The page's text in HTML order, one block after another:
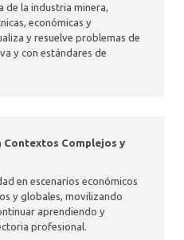
de la industria minera,
económicas y
y resuelve problemas de
y con estándares de
Contextos Complejos y
en escenarios económicos
y globales, movilizando
aprendiendo y
profesional.